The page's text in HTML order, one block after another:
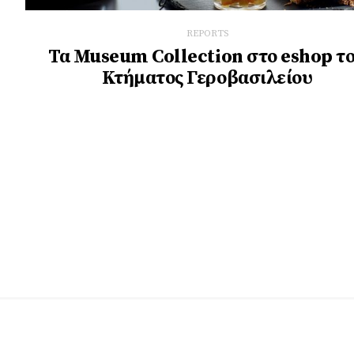
REPORTS
Τα Museum Collection στο eshop
Κτήματος Γεροβασιλείου